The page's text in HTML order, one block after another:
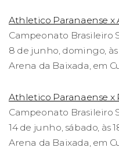
Athletico Paranaense x
Campeonato Brasileiro
8 de junho, domingo, às
Arena da Baixada, em
Athletico Paranaense x
Campeonato Brasileiro
14 de junho, sábado, às
Arena da Baixada, em